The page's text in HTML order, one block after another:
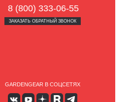
8 (800) 333-06-55
ЗАКАЗАТЬ ОБРАТНЫЙ ЗВОНОК
GARDENGEAR В СОЦСЕТЯХ